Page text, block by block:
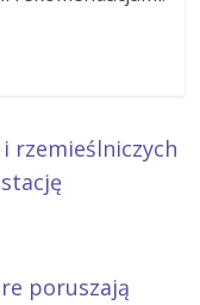
rzemieślniczych
poruszają